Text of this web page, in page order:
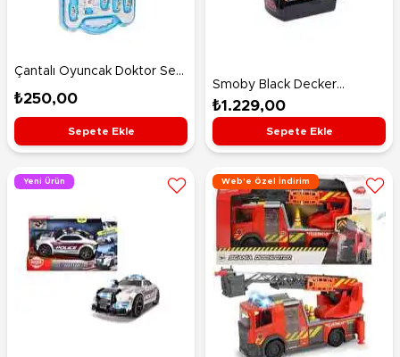
Çantalı Oyuncak Doktor Seti
Mavi Dişçi Seti
₺250,00
Sepete Ekle
Smoby Black Decker
Oyuncak Takım Çantası
₺1.229,00
Sepete Ekle
Yeni Ürün Web'e Özel İndirim